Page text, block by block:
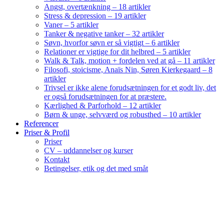
Angst, overtænkning – 18 artikler
Stress & depression – 19 artikler
Vaner – 5 artikler
Tanker & negative tanker – 32 artikler
Søvn, hvorfor søvn er så vigtigt – 6 artikler
Relationer er vigtige for dit helbred – 5 artikler
Walk & Talk, motion + fordelen ved at gå – 11 artikler
Filosofi, stoicisme, Anaïs Nin, Søren Kierkegaard – 8
artikler
Trivsel er ikke alene forudsætningen for et godt liv, det
er også forudsætningen for at præstere.
Kærlighed & Parforhold – 12 artikler
Børn & unge, selvværd og robusthed – 10 artikler
Referencer
Priser & Profil
Priser
CV – uddannelser og kurser
Kontakt
Betingelser, etik og det med småt